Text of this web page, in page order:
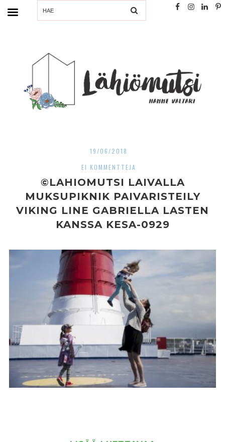
SEARCH
19/06/2018
EI KOMMENTTEJA
©LAHIOMUTSI LAIVALLA
MUKSUPIKNIK PAIVARISTEILY
VIKING LINE GABRIELLA LASTEN
KANSSA KESA-0929